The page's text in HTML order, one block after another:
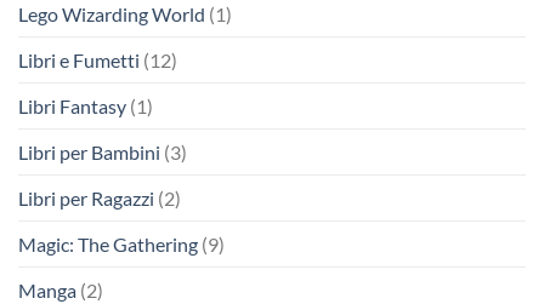
Lego Wizarding World (1)
Libri e Fumetti (12)
Libri Fantasy (1)
Libri per Bambini (3)
Libri per Ragazzi (2)
Magic: The Gathering (9)
Manga (2)